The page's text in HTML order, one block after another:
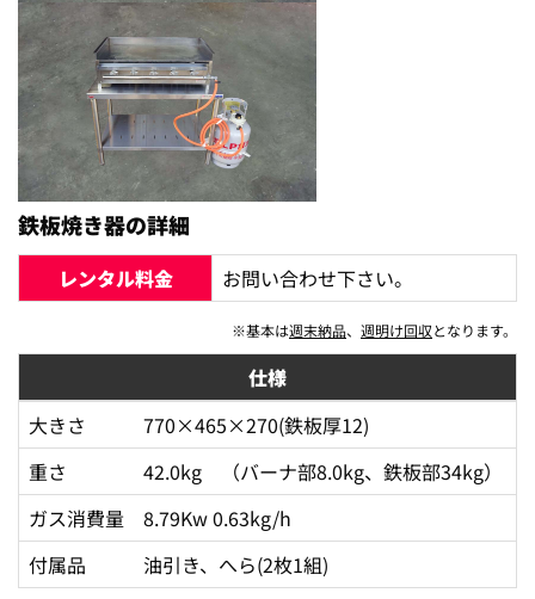
鉄板焼き器の詳細
レンタル料金 お問い合わせ下さい。
※基本は週末納品、 週明け回収となります。
仕様
大きさ
770×465×270(鉄板厚12)
重さ
42.0kg （バーナ部8.0kg、鉄板部34kg）
ガス消費量
8.79Kw 0.63kg/h
付属品
油引き、へら(2枚1組)